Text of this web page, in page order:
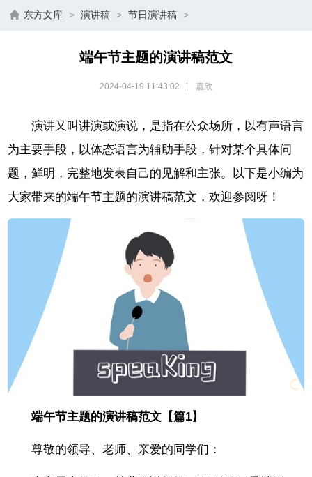
东方文库 > 演讲稿 > 节日演讲稿 >
端午节主题的演讲稿范文
2024-04-19 11:43:02 嘉欣
演讲又叫讲演或演说，是指在公众场所，以有声语言
为主要手段，以体态语言为辅助手段，针对某个具体问
题，鲜明，完整地发表自己的见解和主张。以下是小编为
大家带来的端午节主题的演讲稿范文，欢迎参阅呀！
端午节主题的演讲稿范文【篇1】
尊敬的领导、老师、亲爱的同学们：